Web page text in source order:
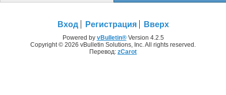
Вход Регистрация Вверх
Powered by vBulletin®Version 4.2.5
Copyright © 2026 vBulletin Solutions, Inc. All rights reserved.
Перевод: zCarot